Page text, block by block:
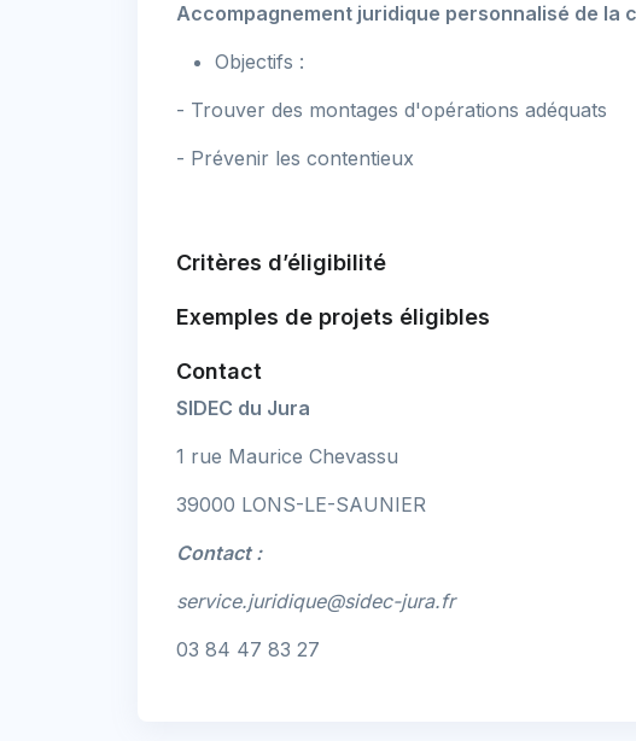
Accompagnement juridique personnalisé de la
Objectifs :
- Trouver des montages d'opérations adéquats
- Prévenir les contentieux
Critères d’éligibilité
Exemples de projets éligibles
Contact
SIDEC du Jura
1 rue Maurice Chevassu
39000 LONS-LE-SAUNIER
Contact :
service.juridique@sidec-jura.fr
03 84 47 83 27